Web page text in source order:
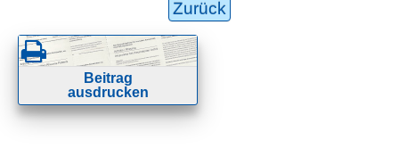
Zurück
Beitrag
ausdrucken